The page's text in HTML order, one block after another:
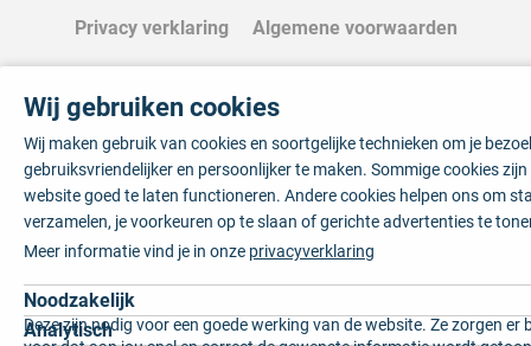
Privacy verklaring Algemene voorwaarden
Wij gebruiken cookies
Wij maken gebruik van cookies en soortgelijke technieken om je
gebruiksvriendelijker en persoonlijker te maken. Sommige cookies
website goed te laten functioneren. Andere cookies helpen ons om
verzamelen, je voorkeuren op te slaan of gerichte advertenties te
Meer informatie vind je in onze privacyverklaring
Noodzakelijk
Deze zijn nodig voor een goede werking van de website. Ze zorgen er
Analytisch